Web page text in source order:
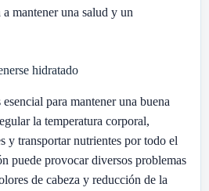
mantener una salud y un
hidratado
para mantener una buena
la temperatura corporal,
y transportar nutrientes por todo el
puede provocar diversos problemas
de cabeza y reducción de la